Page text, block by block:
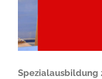
Spezialausbildung